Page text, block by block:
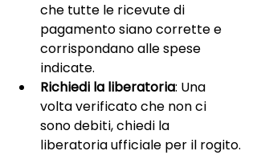
che tutte le ricevute di
pagamento siano corrette e
corrispondano alle spese
indicate.
Richiedi la liberatoria: Una
volta verificato che non ci
sono debiti, chiedi la
liberatoria ufficiale per il rogito.